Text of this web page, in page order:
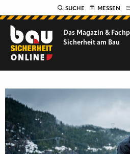
SUCHE MESSEN
Das Magazin &
Sicherheit am Bau